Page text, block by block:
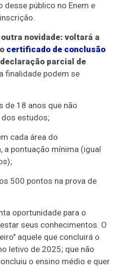
desse público no Enem e
outra novidade: voltará a
certificado de conclusão
parcial de
finalidade podem se
de 18 anos que não
estudos;
cada área do
a pontuação mínima (igual
500 pontos na prova de
oportunidade para o
seus conhecimentos. O
aquele que concluirá o
letivo de 2025; que não
o ensino médio e quer